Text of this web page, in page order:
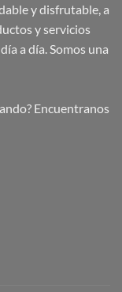
y disfrutable, a
y servicios
a día. Somos una
Encuentranos